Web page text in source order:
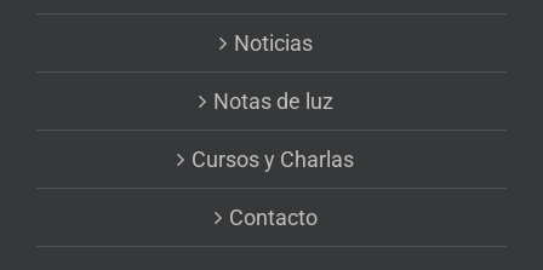
Noticias
Notas de luz
Cursos y Charlas
Contacto